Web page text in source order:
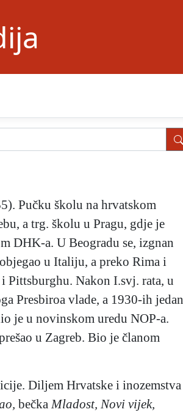
Pučku školu na hrvatskom
a trg. školu u Pragu, gdje je
DHK-a. U Beogradu se, izgnan
u Italiju, a preko Rima i
Pittsburghu. Nakon I.svj. rata, u
Presbiroa vlade, a 1930-ih jedan
je u novinskom uredu NOP-a.
u Zagreb. Bio je članom
Diljem Hrvatske i inozemstva
bečka Mladost, Novi vijek,